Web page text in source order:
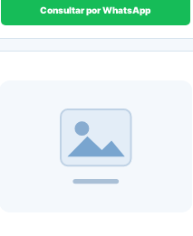
Consultar por WhatsApp